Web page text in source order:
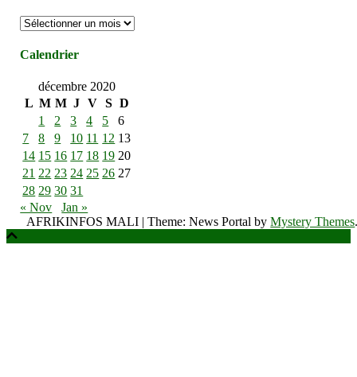
Archives
Calendrier
décembre 2020
L M M J V S D
1
2 3 4 5
6
7
8 9 10 11 12 13
14 15 16 17 18 19 20
21 22 23 24 25 26 27
28 29 30 31
« Nov
Jan »
AFRIKINFOS MALI |Theme: News Portal byMystery Themes